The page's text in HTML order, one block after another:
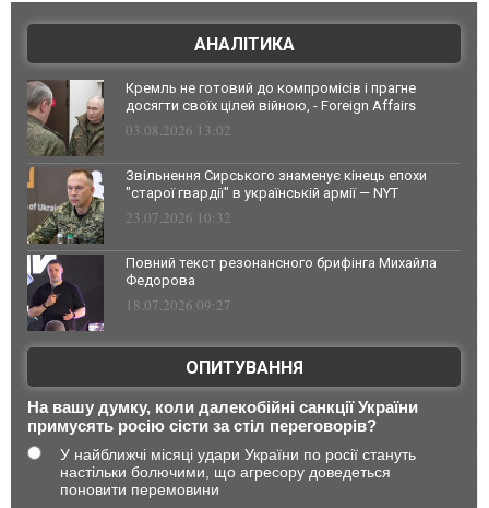
АНАЛІТИКА
Кремль не готовий до компромісів і прагне
досягти своїх цілей війною, - Foreign Affairs
03.08.2026 13:02
Звільнення Сирського знаменує кінець епохи
"старої гвардії" в українській армії — NYT
23.07.2026 10:32
Повний текст резонансного брифінга Михайла
Федорова
18.07.2026 09:27
ОПИТУВАННЯ
На вашу думку, коли далекобійні санкції України
примусять росію сісти за стіл переговорів?
У найближчі місяці удари України по росії стануть
настільки болючими, що агресору доведеться
поновити перемовини